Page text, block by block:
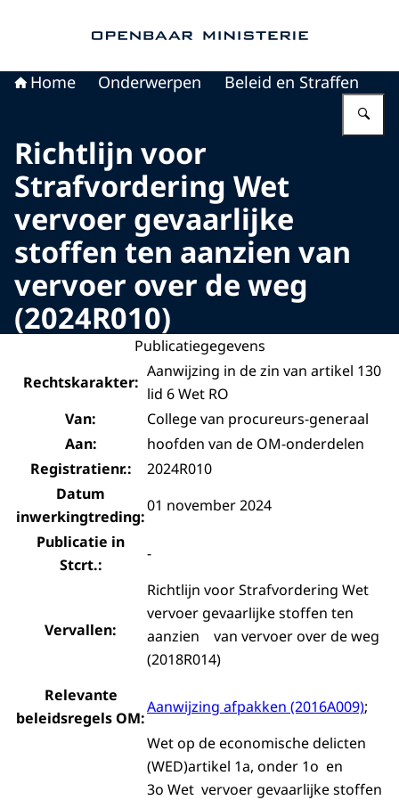
Home Onderwerpen Beleid en Straffen
Richtlijn voor
Strafvordering Wet
vervoer gevaarlijke
stoffen ten aanzien van
vervoer over de weg
(2024R010)
Publicatiegegevens
Rechtskarakter:
Aanwijzing in de zin van artikel 130
lid 6 Wet RO
Van:
College van procureurs-generaal
Aan:
hoofden van de OM-onderdelen
Registratienr.:
2024R010
Datum
inwerkingtreding:
01 november 2024
Publicatie in
Stcrt.:
-
Vervallen:
Richtlijn voor Strafvordering Wet
vervoer gevaarlijke stoffen ten
aanzien van vervoer over de weg
(2018R014)
Relevante
beleidsregels OM:
Aanwijzing afpakken (2016A009);
Wet op de economische delicten
(WED)artikel 1a, onder 1o en
3o Wet vervoer gevaarlijke stoffen